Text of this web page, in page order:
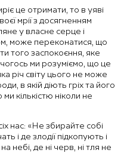
це отримати, то в уяві
мрії з досягненням
у власне серце і
може переконатися, що
того заспокоєння, яке
ми розуміємо, що це
річ світу цього не може
в якій діють гріх та його
кількістю ніколи не
нас: «Не збирайте собі
і де злодії підкопують і
небі, де ні черв, ні тля не